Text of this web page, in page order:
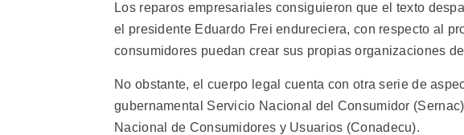
Los reparos empresariales consiguieron que el texto
el presidente Eduardo Frei endureciera, con respecto al
consumidores puedan crear sus propias organizaciones
No obstante, el cuerpo legal cuenta con otra serie de
gubernamental Servicio Nacional del Consumidor
Nacional de Consumidores y Usuarios (Conadecu).